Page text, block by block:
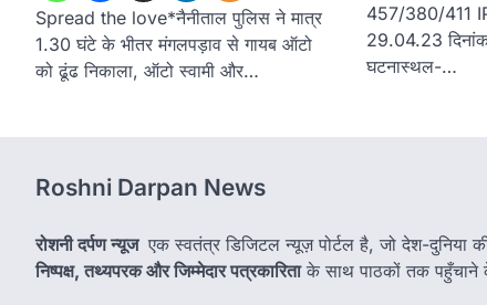
Spread the love*नैनीताल पुलिस ने मात्र
1.30 घंटे के भीतर मंगलपड़ाव से गायब ऑटो
को ढूंढ निकाला, ऑटो स्वामी और…
457/380/411
29.04.23
घटनास्थल-…
Roshni Darpan News
रोशनी दर्पण न्यूज एक स्वतंत्र डिजिटल न्यूज़ पोर्टल है, जो देश-दुनिया
निष्पक्ष, तथ्यपरक और जिम्मेदार पत्रकारिताके साथ पाठकों तक पहुँचाने